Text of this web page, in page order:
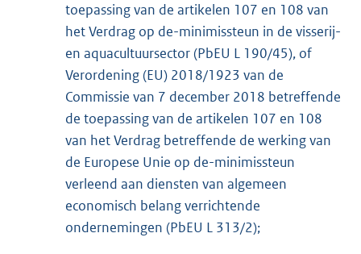
toepassing van de artikelen 107 en 108 van
het Verdrag op de-minimissteun in de visserij-
en aquacultuursector (PbEU L 190/45), of
Verordening (EU) 2018/1923 van de
Commissie van 7 december 2018 betreffende
de toepassing van de artikelen 107 en 108
van het Verdrag betreffende de werking van
de Europese Unie op de-minimissteun
verleend aan diensten van algemeen
economisch belang verrichtende
ondernemingen (PbEU L 313/2);